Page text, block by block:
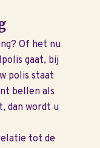
Of het nu
gaat, bij
polis staat
bellen als
dan wordt u
tot de